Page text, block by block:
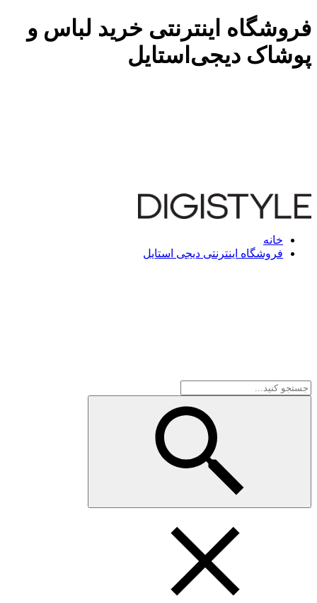
فروشگاه اینترنتی خرید لباس و
پوشاک دیجی‌استایل
خانه
فروشگاه اینترنتی دیجی استایل